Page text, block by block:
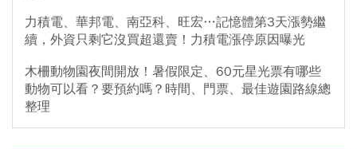
力積電、華邦電、南亞科、旺宏…記憶體第3天漲勢繼
續，外資只剩它沒買超還賣！力積電漲停原因曝光
木柵動物園夜間開放！暑假限定、60元星光票有哪些
動物可以看？要預約嗎？時間、門票、最佳遊園路線總
整理